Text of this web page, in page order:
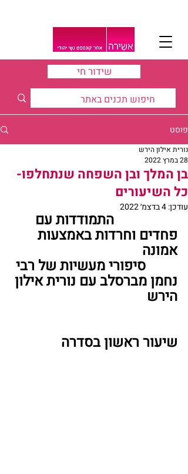
שידור חי
פוסט
בן המלך ובן השפחה שנתחלפו-
כל השיעורים
נורית אילון הירש
28 במרץ 2022
עודכן:4 בדצמ׳ 2022
                  התמודדות עם
פחדים וחרדות באמצעות
אמונה
         סיפורי מעשיות של רבי
נחמן מברסלב עם נורית אילון
הירש
שיעור ראשון בסדרה